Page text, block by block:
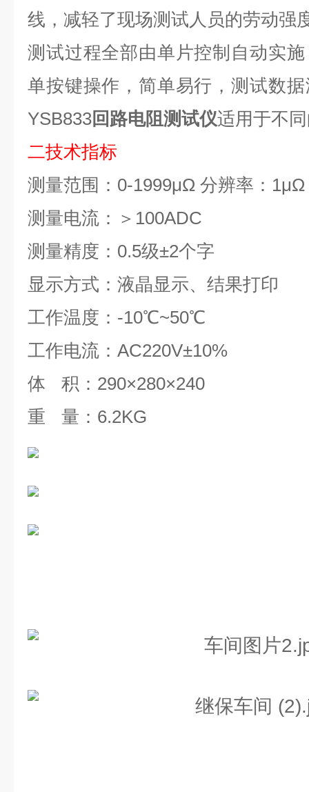
线，减轻了现场测试人员的劳动强
测试过程全部由单片控制自动实
单按键操作，简单易行，测试数
YSB833回路电阻测试仪适用于不
二技术指标
测量范围：0-1999μΩ 分辨率：1μΩ
测量电流：＞100ADC
测量精度：0.5级±2个字
显示方式：液晶显示、结果打印
工作温度：-10℃~50℃
工作电流：AC220V±10%
体
积：290×280×240
重
量：6.2KG